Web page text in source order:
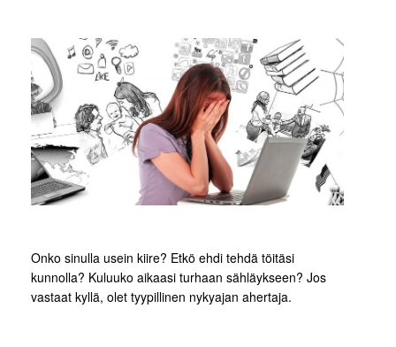
Onko sinulla usein kiire? Etkö ehdi tehdä töitäsi
kunnolla? Kuluuko aikaasi turhaan sähläykseen? Jos
vastaat kyllä, olet tyypillinen nykyajan ahertaja.